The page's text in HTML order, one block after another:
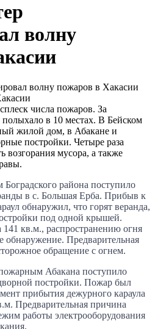
волну
числа пожаров. За
в 10 местах. В Бейском
жилой дом, в Абакане и
постройки. Четыре раза
мусора, а также
района поступило
в с. Большая Ерба. Прибыв к
обнаружил, что горят веранда,
под одной крышей.
кв.м., распространению огня
обнаружение. Предварительная
обращение с огнем.
Абакана поступило
постройки. Пожар был
прибытия дежурного караула
Предварительная причина
работы электрооборудования